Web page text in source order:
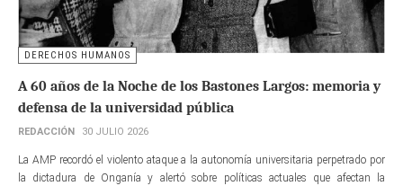
DERECHOS HUMANOS
A 60 años de la Noche de los Bastones Largos: memoria y
defensa de la universidad pública
REDACCIÓN 30 JULIO 2026
La AMP recordó el violento ataque a la autonomía universitaria perpetrado por
la dictadura de Onganía y alertó sobre políticas actuales que afectan la